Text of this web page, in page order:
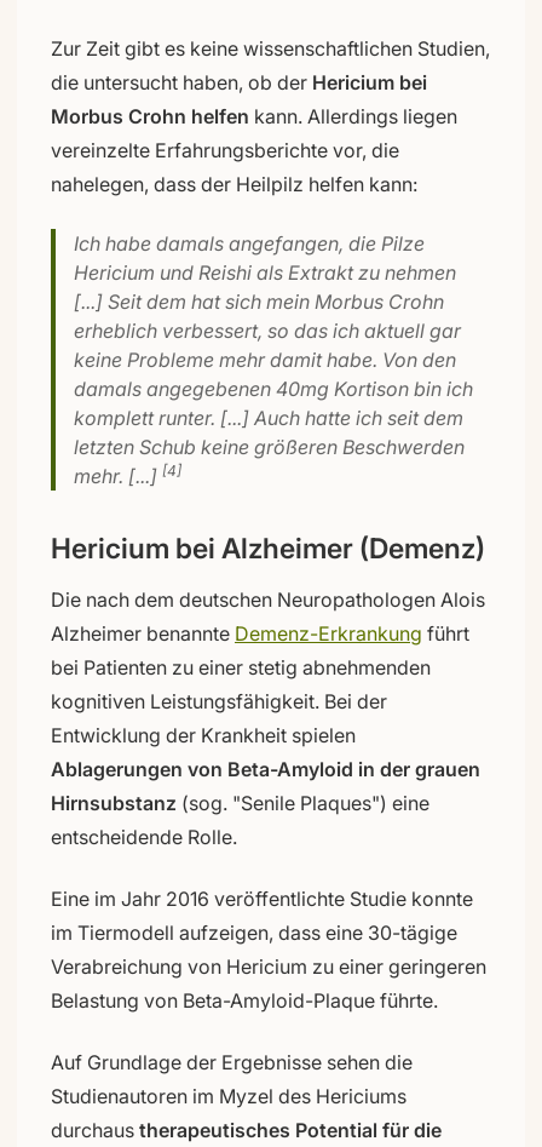
Zur Zeit gibt es keine wissenschaftlichen Studien,
die untersucht haben, ob der Hericium bei
Morbus Crohn helfen kann. Allerdings liegen
vereinzelte Erfahrungsberichte vor, die
nahelegen, dass der Heilpilz helfen kann:
Ich habe damals angefangen, die Pilze
Hericium und Reishi als Extrakt zu nehmen
[...] Seit dem hat sich mein Morbus Crohn
erheblich verbessert, so das ich aktuell gar
keine Probleme mehr damit habe. Von den
damals angegebenen 40mg Kortison bin ich
komplett runter. [...] Auch hatte ich seit dem
letzten Schub keine größeren Beschwerden
mehr. [...] [4]
Hericium bei Alzheimer (Demenz)
Die nach dem deutschen Neuropathologen Alois
Alzheimer benannte Demenz-Erkrankung führt
bei Patienten zu einer stetig abnehmenden
kognitiven Leistungsfähigkeit. Bei der
Entwicklung der Krankheit spielen
Ablagerungen von Beta-Amyloid in der grauen
Hirnsubstanz (sog. "Senile Plaques") eine
entscheidende Rolle.
Eine im Jahr 2016 veröffentlichte Studie konnte
im Tiermodell aufzeigen, dass eine 30-tägige
Verabreichung von Hericium zu einer geringeren
Belastung von Beta-Amyloid-Plaque führte.
Auf Grundlage der Ergebnisse sehen die
Studienautoren im Myzel des Hericiums
durchaus therapeutisches Potential für die